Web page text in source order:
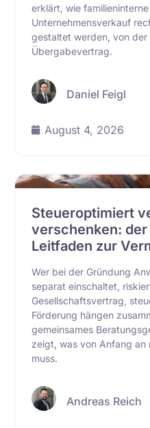
erklärt, wie
Unternehmensverkauf
gestaltet werden, von
Übergabevertrag.
Daniel Feigl
August 4, 2026
Steueroptimiert
verschenken:
Leitfaden zur
Wer bei der Gründung
separat einschaltet,
Gesellschaftsvertrag,
Förderung hängen
gemeinsames
zeigt, was von Anfang
muss.
Andreas Reich